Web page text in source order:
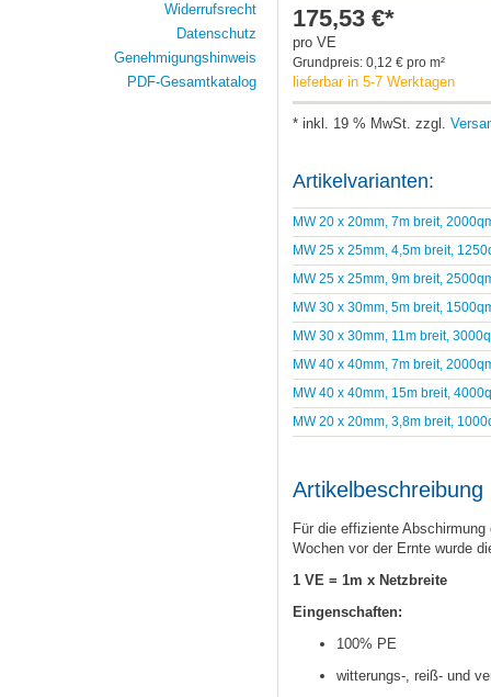
175,53 €*
pro VE
Grundpreis: 0,12 € pro m²
lieferbar in 5-7 Werktagen
* inkl. 19 % MwSt. zzgl.
Artikelvarianten:
MW 20 x 20mm, 7m breit,
MW 25 x 25mm, 4,5m breit,
MW 25 x 25mm, 9m breit,
MW 30 x 30mm, 5m breit,
MW 30 x 30mm, 11m breit,
MW 40 x 40mm, 7m breit,
MW 40 x 40mm, 15m breit,
MW 20 x 20mm, 3,8m breit,
Artikelbeschreibung
Für die effiziente
Wochen vor der Ernte wurde
1 VE = 1m x Netzbreite
Eingenschaften:
100% PE
witterungs-, reiß- und
Widerrufsrecht
Datenschutz
Genehmigungshinweis
PDF-Gesamtkatalog